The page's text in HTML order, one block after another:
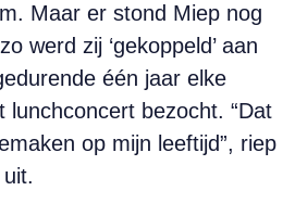
Maar er stond Miep nog
werd zij ‘gekoppeld’ aan
één jaar elke
lunchconcert bezocht. “Dat
op mijn leeftijd”, riep